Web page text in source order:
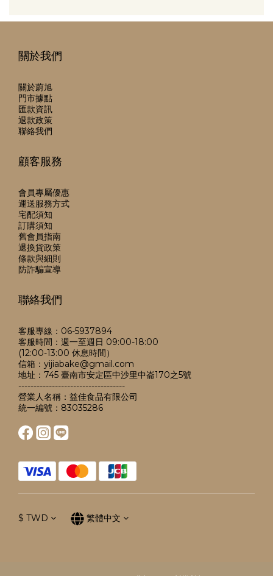
關於我們
關於蔚旭
門市據點
匯款資訊
退款政策
聯絡我們
顧客服務
會員專屬優惠
運送服務方式
宅配須知
訂購須知
舊會員指南
退換貨政策
條款與細則
防詐騙宣導
聯絡我們
客服專線：06-5937894
客服時間：週一至週日 09:00-18:00
(12:00-13:00 休息時間）
信箱：yijiabake@gmail.com
地址：745 臺南市安定區中沙里中崙170之5號
-----------------------------------
營業人名稱：益佳食品有限公司
統一編號：83035286
$ TWD 繁體中文